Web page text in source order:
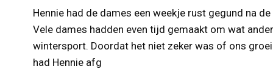
Hennie had de dames een weekje rust gegund na
Vele dames hadden even tijd gemaakt om wat
wintersport. Doordat het niet zeker was of ons
had Hennie afg